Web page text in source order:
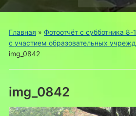
меню
Главная » Фотоотчёт с субботника 8-
с участием образовательных
img_0842
img_0842